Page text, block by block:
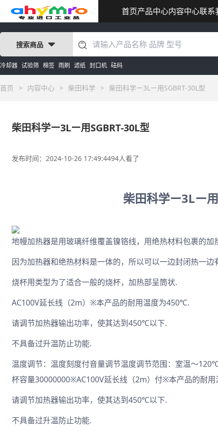
首页产品中心内容中心联系
搜索商品
冷却器 试验筛 棉签 雨刷 滤纸 封口机 砝码
首页 > 内容中心 > 柴田科学 > 柴田科学ー3Lー用SGBRT-30L型
柴田科学ー3Lー用SGBRT-30L型
发布时间：2024-10-26 17:49:4494人看了
柴田科学ー3Lー
地幔加热器是用玻璃纤维覆盖镍铬线，用绝热材料包裹的加
因为加热器和绝热材料是一体的，所以可以一边封闭热一边
烧杯用类型为了适合一般的烧杯，加热部呈筒状.
AC100V延长线（2m）※本产品的耐用温度为450℃.
请调节加热器输出功率，使其达到450℃以下.
不具备过升温防止功能.
温度调节：温度刻度付音量调节温度调节范围：室温～
杯容量30000000※AC100V延长线（2m）付※本产品的耐
请调节加热器输出功率，使其达到450℃以下.
不具备过升温防止功能.